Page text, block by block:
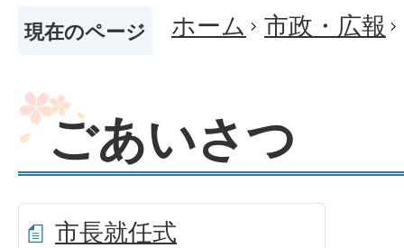
現在のページ ホーム 市政・広報
ごあいさつ
市長就任式